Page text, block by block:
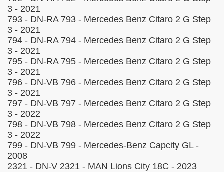
3 - 2021
793 - DN-RA 793 - Mercedes Benz Citaro 2 G Step
3 - 2021
794 - DN-RA 794 - Mercedes Benz Citaro 2 G Step
3 - 2021
795 - DN-RA 795 - Mercedes Benz Citaro 2 G Step
3 - 2021
796 - DN-VB 796 - Mercedes Benz Citaro 2 G Step
3 - 2021
797 - DN-VB 797 - Mercedes Benz Citaro 2 G Step
3 - 2022
798 - DN-VB 798 - Mercedes Benz Citaro 2 G Step
3 - 2022
799 - DN-VB 799 - Mercedes-Benz Capcity GL -
2008
2321 - DN-V 2321 - MAN Lions City 18C - 2023